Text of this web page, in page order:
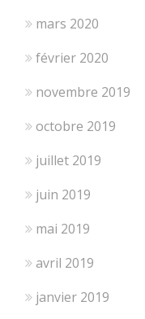
mars 2020
février 2020
novembre 2019
octobre 2019
juillet 2019
juin 2019
mai 2019
avril 2019
janvier 2019